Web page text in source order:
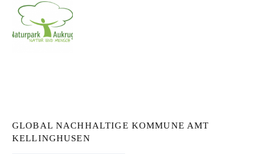
GLOBAL NACHHALTIGE KOMMUNE AMT
KELLINGHUSEN